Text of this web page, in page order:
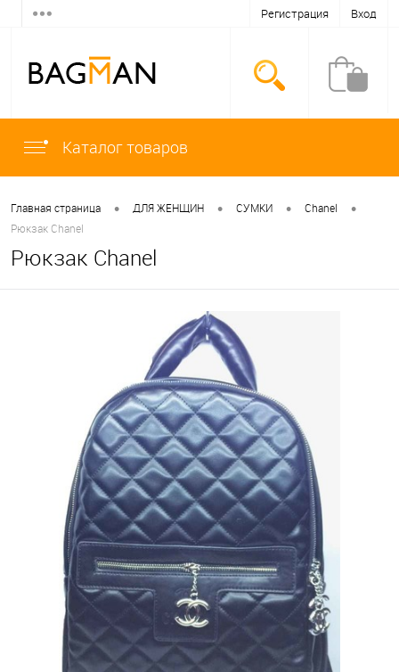
Регистрация Вход
Каталог товаров
Главная страница • ДЛЯ ЖЕНЩИН • СУМКИ • Chanel •
Рюкзак Chanel
Рюкзак Chanel